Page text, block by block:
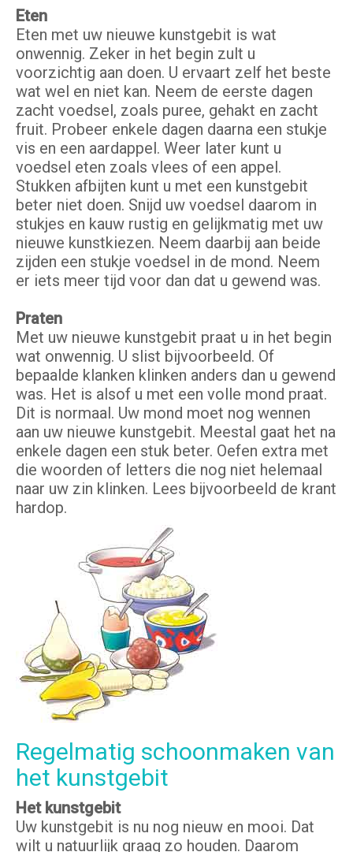
Eten
Eten met uw nieuwe kunstgebit is wat
onwennig. Zeker in het begin zult u
voorzichtig aan doen. U ervaart zelf het beste
wat wel en niet kan. Neem de eerste dagen
zacht voedsel, zoals puree, gehakt en zacht
fruit. Probeer enkele dagen daarna een stukje
vis en een aardappel. Weer later kunt u
voedsel eten zoals vlees of een appel.
Stukken afbijten kunt u met een kunstgebit
beter niet doen. Snijd uw voedsel daarom in
stukjes en kauw rustig en gelijkmatig met uw
nieuwe kunstkiezen. Neem daarbij aan beide
zijden een stukje voedsel in de mond. Neem
er iets meer tijd voor dan dat u gewend was.
Praten
Met uw nieuwe kunstgebit praat u in het begin
wat onwennig. U slist bijvoorbeeld. Of
bepaalde klanken klinken anders dan u gewend
was. Het is alsof u met een volle mond praat.
Dit is normaal. Uw mond moet nog wennen
aan uw nieuwe kunstgebit. Meestal gaat het na
enkele dagen een stuk beter. Oefen extra met
die woorden of letters die nog niet helemaal
naar uw zin klinken. Lees bijvoorbeeld de krant
hardop.
Regelmatig schoonmaken van
het kunstgebit
Het kunstgebit
Uw kunstgebit is nu nog nieuw en mooi. Dat
wilt u natuurlijk graag zo houden. Daarom